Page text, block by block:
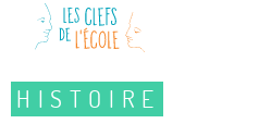
HISTOIRE